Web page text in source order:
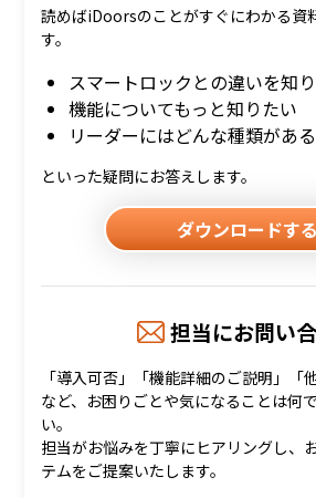
読めばiDoorsのことがすぐにわかる資
す。
スマートロックとの違いを知
機能についてもっと知りたい
リーダーにはどんな種類があ
といった疑問にお答えします。
ダウンロードする
担当にお問い
「導入可否」「機能詳細のご説明」「
など、お困りごとや気になることは何
い。
担当がお悩みを丁寧にヒアリングし、
テムをご提案いたします。